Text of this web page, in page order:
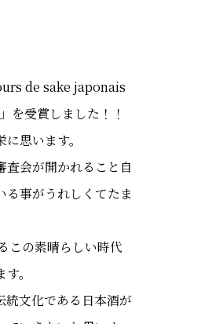
de sake japonais
を受賞しました！！
思います。
会が開かれること自
事がうれしくてたま
この素晴らしい時代
。
統文化である日本酒が